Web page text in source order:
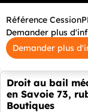
Référence
Demander plus
Demander plus
Droit au bail
en Savoie 73,
Boutiques